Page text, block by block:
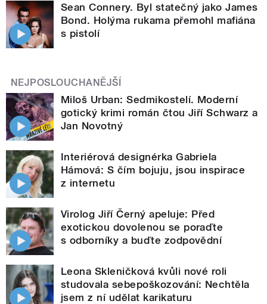
Sean Connery. Byl statečný jako James
Bond. Holýma rukama přemohl mafiána
s pistolí
NEJPOSLOUCHANĚJŠÍ
Miloš Urban: Sedmikostelí. Moderní
gotický krimi román čtou Jiří Schwarz a
Jan Novotný
Interiérová designérka Gabriela
Hámová: S čím bojuju, jsou inspirace
z internetu
Virolog Jiří Černý apeluje: Před
exotickou dovolenou se poraďte
s odborníky a buďte zodpovědní
Leona Skleničková kvůli nové roli
studovala sebepoškozování: Nechtěla
jsem z ní udělat karikaturu